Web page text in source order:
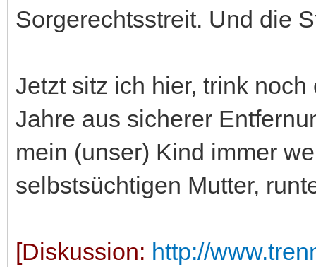
Sorgerechtsstreit. Und die
Jetzt sitz ich hier, trink
Jahre aus sicherer
mein (unser) Kind immer
selbstsüchtigen Mutter,
[Diskussion: http://